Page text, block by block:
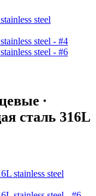
∙
сталь 316L